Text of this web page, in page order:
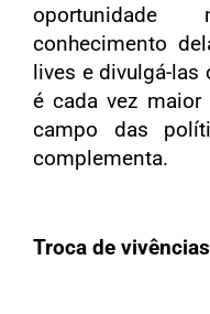
conhecimento
lives e divulgá-las
é cada vez
campo das
complementa.
Troca de